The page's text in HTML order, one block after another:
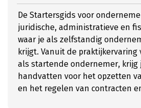
De Startersgids voor
juridische, administratieve en
waar je als zelfstandig
krijgt. Vanuit de praktijkervaring
als startende ondernemer, krijg
handvatten voor het opzetten
en het regelen van contracten